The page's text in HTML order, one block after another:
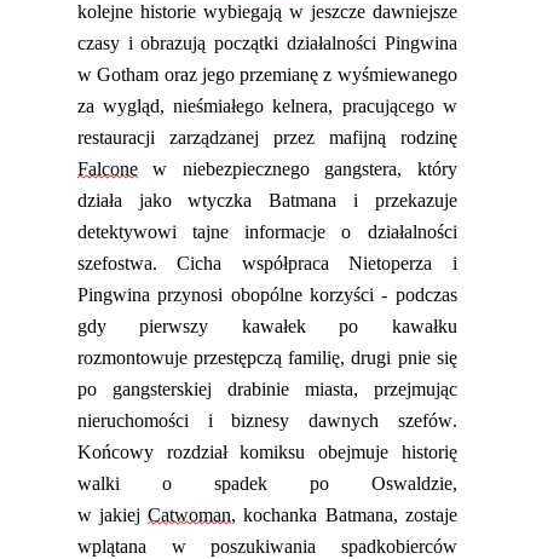
kolejne historie wybiegają w jeszcze dawniejsze
czasy i obrazują początki działalności Pingwina
w Gotham orazjego przemianę z wyśmiewanego
za wygląd, nieśmiałego kelnera, pracującego w
restauracji zarządzanej przez mafijną rodzinę
Falcone w niebezpiecznego gangstera, który
działa jako wtyczka Batmana i przekazuje
detektywowi tajne informacje o działalności
szefostwa. Cicha współpraca Nietoperza i
Pingwina przynosi obopólne korzyści - podczas
gdy pierwszy kawałek po kawałku
rozmontowujeprzestępczą familię, drugi pnie się
po gangsterskiej drabinie miasta, przejmując
nieruchomości i biznesy dawnych szefów.
Końcowy rozdział komiksu obejmuje historię
walki o spadek po Oswaldzie,
wjakiej Catwoman, kochanka Batmana, zostaje
wplątana w poszukiwania spadkobierców